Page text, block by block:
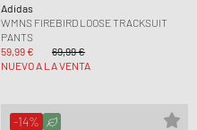
Adidas
WMNS FIREBIRD LOOSE TRACKSUIT
PANTS
59,99 €
69,99 €
NUEVO A LA VENTA
-14%